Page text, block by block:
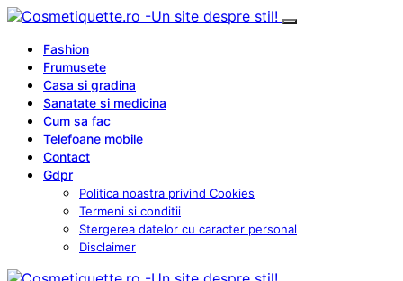
Fashion
Frumusete
Casa si gradina
Sanatate si medicina
Cum sa fac
Telefoane mobile
Contact
Gdpr
Politica noastra privind Cookies
Termeni si conditii
Stergerea datelor cu caracter personal
Disclaimer